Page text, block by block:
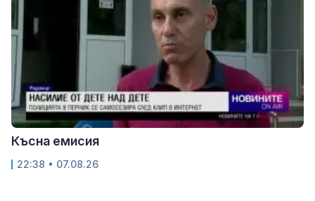
Късна емисия
22:38 • 07.08.26